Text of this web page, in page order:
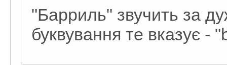
"Барриль" звучить за
буквування те вказує -